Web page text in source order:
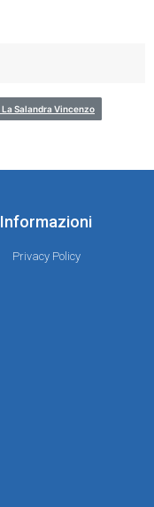
La Salandra Vincenzo
Informazioni
Privacy Policy